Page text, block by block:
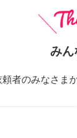
みん
頼者のみなさま